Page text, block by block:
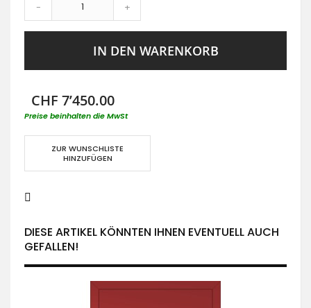
- +
IN DEN WARENKORB
CHF 7’450.00
Preise beinhalten die MwSt
ZUR WUNSCHLISTE
HINZUFÜGEN
DIESE ARTIKEL KÖNNTEN IHNEN EVENTUELL AUCH
GEFALLEN!